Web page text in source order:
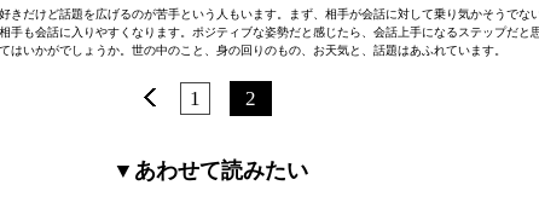
きだけど話題を広げるのが苦手という人もいます。まず、相手が会話に対して乗り気かそうでな
手も会話に入りやすくなります。ポジティブな姿勢だと感じたら、会話上手になるステップだと
はいかがでしょうか。世の中のこと、身の回りのもの、お天気と、話題はあふれています。
1 2
▼あわせて読みたい